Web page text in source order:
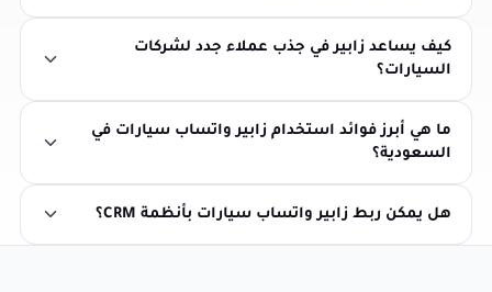
كيف يساعد زابير في جذب عملاء جدد لشركات
السيارات؟
ما هي أبرز فوائد استخدام زابير واتساب سيارات في
السعودية؟
هل يمكن ربط زابير واتساب سيارات بأنظمة CRM؟